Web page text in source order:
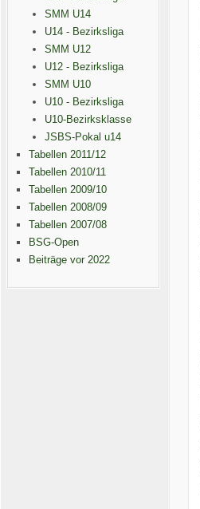
SMM U14
U14 - Bezirksliga
SMM U12
U12 - Bezirksliga
SMM U10
U10 - Bezirksliga
U10-Bezirksklasse
JSBS-Pokal u14
Tabellen 2011/12
Tabellen 2010/11
Tabellen 2009/10
Tabellen 2008/09
Tabellen 2007/08
BSG-Open
Beiträge vor 2022